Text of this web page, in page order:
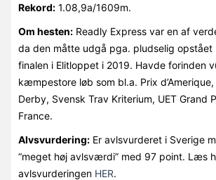
Rekord:1.08,9a/1609m.
Om hesten:Readly Express var en af
da den måtte udgå pga. pludselig opstået
finalen i Elitloppet i 2019. Havde forinden
kæmpestore løb som bl.a. Prix
Derby, Svensk Trav Kriterium, UET Grand
France.
Alvsvurdering:Er avlsvurderet i Sverige
“meget høj avlsværdi” med 97 point. Læs
avlsvurderingen HER.